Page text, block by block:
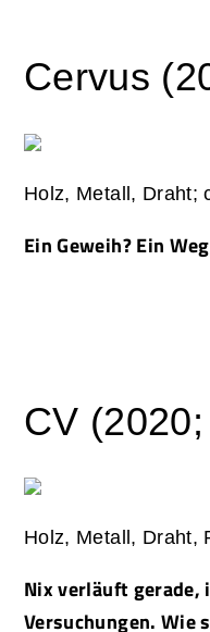
Cervus
Holz, Metall, Draht;
Ein Geweih? Ein
CV
Holz, Metall, Draht,
Nix verläuft gerade,
Versuchungen. Wie